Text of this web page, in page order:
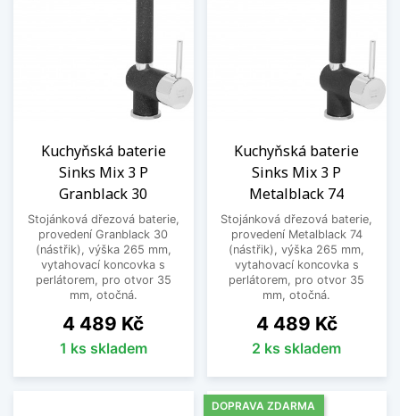
Kuchyňská baterie
Sinks Mix 3 P
Granblack 30
Stojánková dřezová baterie,
provedení Granblack 30
(nástřik), výška 265 mm,
vytahovací koncovka s
perlátorem, pro otvor 35
mm, otočná.
Cena
4 489 Kč
1 ks skladem
Kuchyňská baterie
Sinks Mix 3 P
Metalblack 74
Stojánková dřezová baterie,
provedení Metalblack 74
(nástřik), výška 265 mm,
vytahovací koncovka s
perlátorem, pro otvor 35
mm, otočná.
Cena
4 489 Kč
2 ks skladem
DOPRAVA ZDARMA